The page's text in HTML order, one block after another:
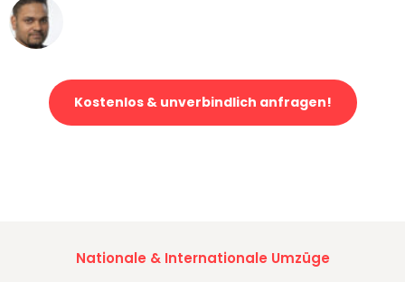
Kostenlos & unverbindlich anfragen!
Nationale & Internationale Umzüge